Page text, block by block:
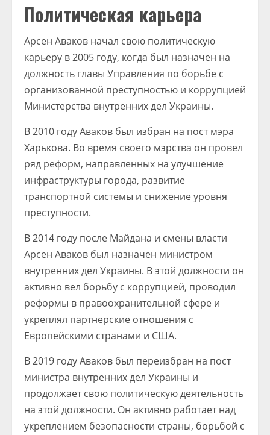
Политическая карьера
Арсен Аваков начал свою политическую
карьеру в 2005 году, когда был назначен на
должность главы Управления по борьбе с
организованной преступностью и коррупцией
Министерства внутренних дел Украины.
В 2010 году Аваков был избран на пост мэра
Харькова. Во время своего мэрства он провел
ряд реформ, направленных на улучшение
инфраструктуры города, развитие
транспортной системы и снижение уровня
преступности.
В 2014 году после Майдана и смены власти
Арсен Аваков был назначен министром
внутренних дел Украины. В этой должности он
активно вел борьбу с коррупцией, проводил
реформы в правоохранительной сфере и
укреплял партнерские отношения с
Европейскими странами и США.
В 2019 году Аваков был переизбран на пост
министра внутренних дел Украины и
продолжает свою политическую деятельность
на этой должности. Он активно работает над
укреплением безопасности страны, борьбой с